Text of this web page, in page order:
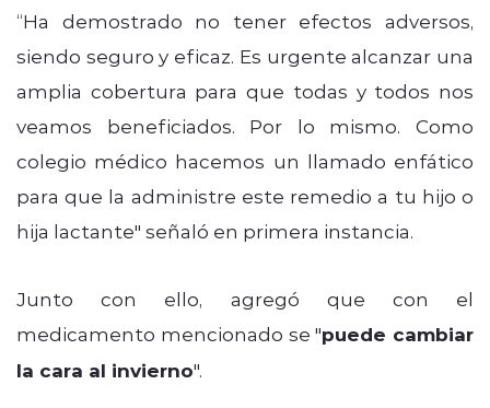
“Ha demostrado no tener efectos adversos,
siendo seguro y eficaz. Es urgente alcanzar una
amplia cobertura para que todas y todos nos
veamos beneficiados. Por lo mismo. Como
colegio médico hacemos un llamado enfático
para que la administre este remedio a tu hijo o
hija lactante" señaló en primera instancia.
Junto con ello, agregó que con el
medicamento mencionado se "puede cambiar
la cara al invierno".